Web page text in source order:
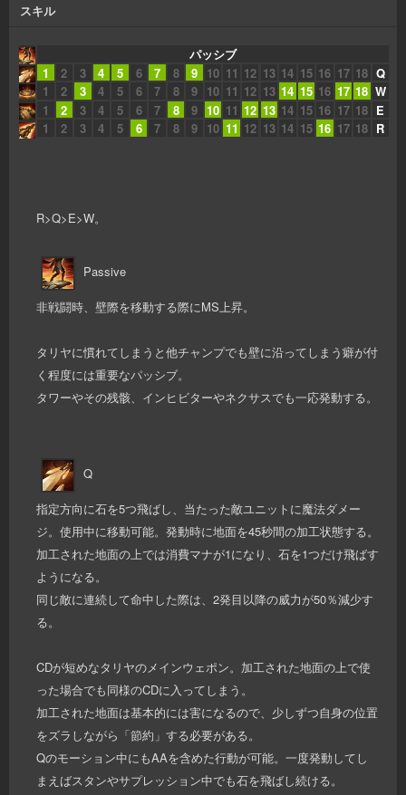
スキル
パッシブ
1
2 3 4 5 6 7 8 9 10 11 12 13 14 15 16 17 18 Q
1
2 3 4 5 6 7 8 9 10 11 12 13 14 15 16 17 18 W
1
2 3 4 5 6 7 8 9 10 11 12 13 14 15 16 17 18 E
1
2 3 4 5 6 7 8 9 10 11 12 13 14 15 16 17 18 R
R>Q>E>W。
Passive
非戦闘時、壁際を移動する際にMS上昇。
タリヤに慣れてしまうと他チャンプでも壁に沿ってしまう癖が付
く程度には重要なパッシブ。
タワーやその残骸、インヒビターやネクサスでも一応発動する。
Q
指定方向に石を5つ飛ばし、当たった敵ユニットに魔法ダメー
ジ。使用中に移動可能。発動時に地面を45秒間の加工状態する。
加工された地面の上では消費マナが1になり、石を1つだけ飛ばす
ようになる。
同じ敵に連続して命中した際は、2発目以降の威力が50％減少す
る。
CDが短めなタリヤのメインウェポン。加工された地面の上で使
った場合でも同様のCDに入ってしまう。
加工された地面は基本的には害になるので、少しずつ自身の位置
をズラしながら「節約」する必要がある。
Qのモーション中にもAAを含めた行動が可能。一度発動してし
まえばスタンやサプレッション中でも石を飛ばし続ける。